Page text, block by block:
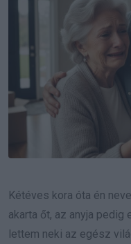
Kétéves kora óta én
akarta őt, az anyja pedig
lettem neki az egész